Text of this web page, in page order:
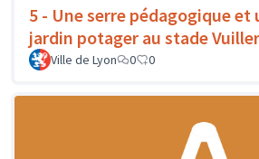
5 - Une serre pédagogique et
jardin potager au stade
Ville de Lyon
0 0